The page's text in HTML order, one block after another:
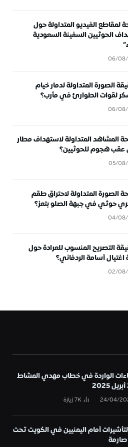
لمقاطع الفيديو المتداولة حول
الحوثيين السفينة السعودية
06/
الصورة المتداولة لدمار خيام
لقوات الطوارئ في مأرب؟
06/
المشاهد المتداولة لاستهداف مطار
عقب هجوم للحوثيين؟
05/
الصورة المتداولة لاحتراق طقم
حوثي في جبهة الصلو بتعز؟
04/
التصريح المنسوب للعرادة حول
اغتيال أسامة الردفاني؟
02/
الواردة في خطاب مهدي المشاط
24/04/
7Kزيارة
أمام اليمنيين في الكويت تحت